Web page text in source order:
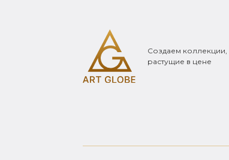
Создаем коллекции,
растущие в цене